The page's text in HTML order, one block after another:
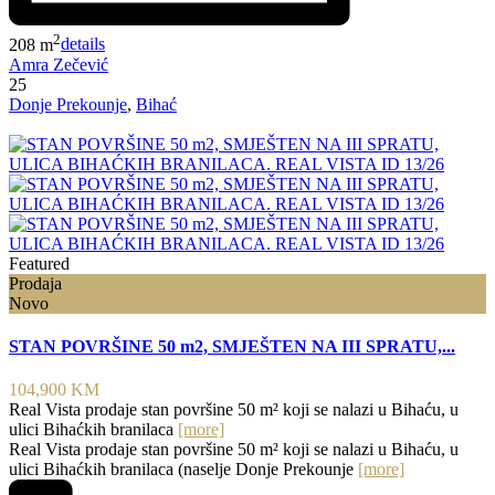
208 m2details
Amra Zečević
25
Donje Prekounje, Bihać
Featured
Prodaja
Novo
STAN POVRŠINE 50 m2, SMJEŠTEN NA III SPRATU,...
104,900 KM
Real Vista prodaje stan površine 50 m² koji se nalazi u Bihaću, u
ulici Bihaćkih branilaca [more]
Real Vista prodaje stan površine 50 m² koji se nalazi u Bihaću, u
ulici Bihaćkih branilaca (naselje Donje Prekounje [more]